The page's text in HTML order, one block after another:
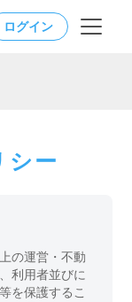
ログイン
シー
の運営・不動
利用者並びに
を保護するこ